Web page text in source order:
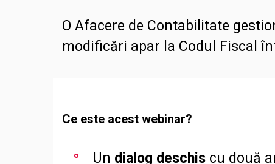
O Afacere de Contabilitate
modificări apar la Codul Fiscal
Ce este acest webinar?
Un dialog deschis cu două